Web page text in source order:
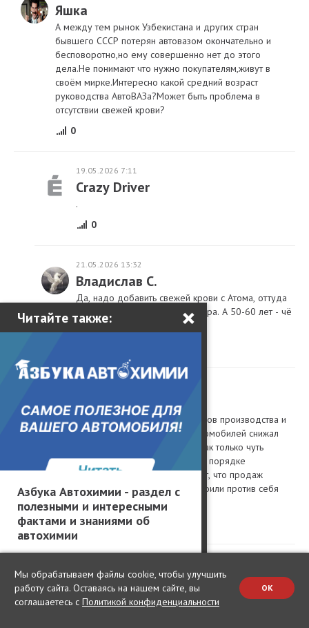
Читайте также: ×
Азбука Автохимии - раздел с
полезными и интересными
фактами и знаниями об
автохимии
Яшка
А между тем рынок Узбекистана и других стран
бывшего СССР потерян автовазом окончательно и
бесповоротно,но ему совершенно нет до этого
дела.Не понимают что нужно покупателям,живут в
своём мирке.Интересно какой средний возраст
руководства АвтоВАЗа?Может быть проблема в
отсутствии свежей крови?
0
19.05.2026 7:11
Crazy Driver
.
0
21.05.2026 13:32
Владислав С.
Да, надо добавить свежей крови с Атома, оттуда
скоро попрут юные конструктора. А 50-60 лет - чё
они понимают в гаджетах?
Crazy Driver
Генри Форд при увеличении объёмов производства и
снижения себестоимости своих автомобилей снижал
стоимость. А что делает Автотаз? Как только чуть
увеличпваются продажи в срочном порядке
задираются ценники! А теперь ноют, что продаж
практически нет! Так вы сами настроили против себя
народ, твари!
0
Ярослав
В апреле продажи автомобилей "Лада" в России
выросли на 11,8 %.
Мы обрабатываем файлы cookie, чтобы улучшить
работу сайта. Оставаясь на нашем сайте, вы
соглашаетесь с Политикой конфиденциальности
OK